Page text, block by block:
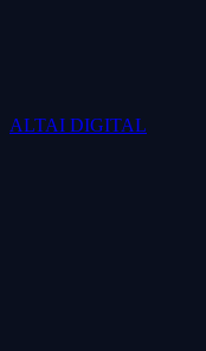
ALTAI DIGITAL